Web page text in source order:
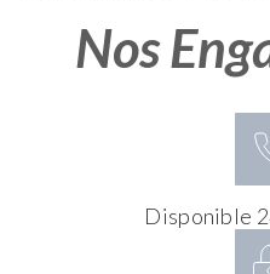
Nos
Disponible